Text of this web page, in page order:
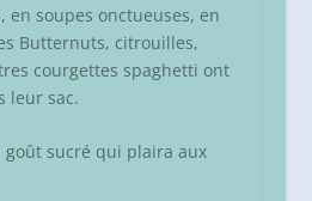
en soupes onctueuses, en
Butternuts, citrouilles,
courgettes spaghetti ont
leur sac.
goût sucré qui plaira aux